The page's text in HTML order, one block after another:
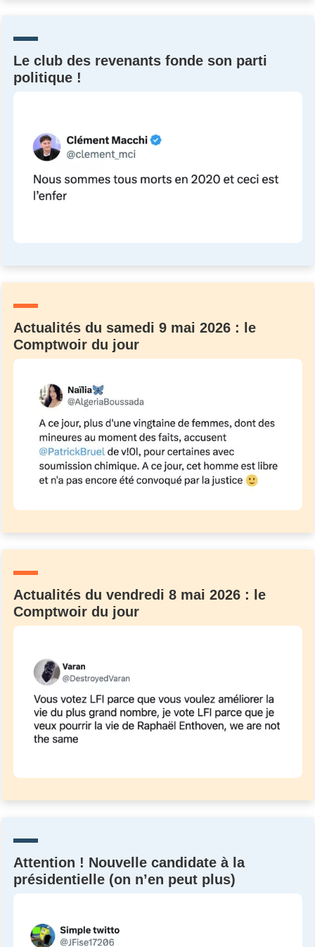
Le club des revenants fonde son parti
politique !
Actualités du samedi 9 mai 2026 : le
Comptwoir du jour
Actualités du vendredi 8 mai 2026 : le
Comptwoir du jour
Attention ! Nouvelle candidate à la
présidentielle (on n’en peut plus)